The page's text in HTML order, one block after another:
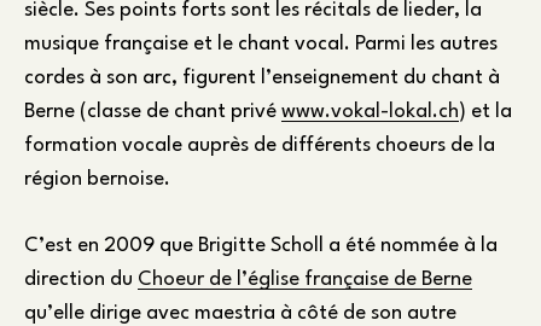
siècle. Ses points forts sont les récitals de lieder, la
musique française et le chant vocal. Parmi les autres
cordes à son arc, figurent l’enseignement du chant à
Berne (classe de chant privé www.vokal-lokal.ch) et la
formation vocale auprès de différents choeurs de la
région bernoise.
C’est en 2009 que Brigitte Scholl a été nommée à la
direction du Choeur de l’église française de Berne
qu’elle dirige avec maestria à côté de son autre